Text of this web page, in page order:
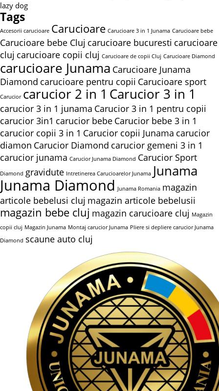
lazy dog
Tags
Accesorii carucioare Carucioare Carucioare 3 in 1 Junama Carucioare bebe
Carucioare bebe Cluj carucioare bucuresti carucioare
cluj carucioare copii cluj Carucioare de copii Cluj Carucioare Diamond
carucioare Junama Carucioare Junama
Diamond carucioare pentru copii Carucioare sport
Carucior carucior 2 in 1 Carucior 3 in 1
carucior 3 in 1 junama Carucior 3 in 1 pentru copii
carucior 3in1 carucior bebe Carucior bebe 3 in 1
carucior copii 3 in 1 Carucior copii Junama carucior
diamon Carucior Diamond carucior gemeni 3 in 1
carucior junama Carucior Junama Diamond Carucior Sport
Diamond gravidute Intretinerea Carucioarelor Junama Junama
Junama Diamond Junama Romania magazin
articole bebelusi cluj magazin articole bebelusii
magazin bebe cluj magazin carucioare cluj Magazin
copii cluj Magazin Junama Montaj carucior Junama Pliere si depliere carucior Junama
Diamond scaune auto cluj